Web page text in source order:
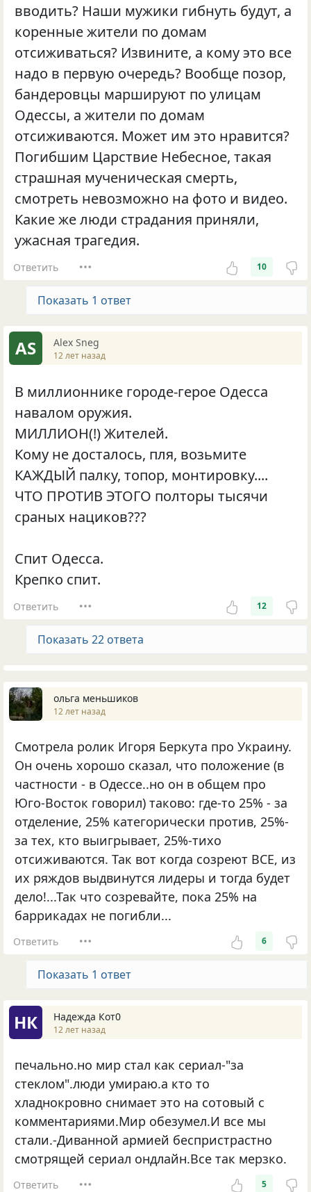
вводить? Наши мужики гибнуть будут, а
коренные жители по домам
отсиживаться? Извините, а кому это все
надо в первую очередь? Вообще позор,
бандеровцы маршируют по улицам
Одессы, а жители по домам
отсиживаются. Может им это нравится?
Погибшим Царствие Небесное, такая
страшная мученическая смерть,
смотреть невозможно на фото и видео.
Какие же люди страдания приняли,
ужасная трагедия.
Ответить 10
Показать 1 ответ
AS Alex Sneg
12 лет назад
В миллионнике городе-герое Одесса
навалом оружия.
МИЛЛИОН(!) Жителей.
Кому не досталось, пля, возьмите
КАЖДЫЙ палку, топор, монтировку....
ЧТО ПРОТИВ ЭТОГО полторы тысячи
сраных нациков???
Спит Одесса.
Крепко спит.
Ответить 12
Показать 22 ответа
ольга меньшиков
12 лет назад
Смотрела ролик Игоря Беркута про Украину.
Он очень хорошо сказал, что положение (в
частности - в Одессе..но он в общем про
Юго-Восток говорил) таково: где-то 25% - за
отделение, 25% категорически против, 25%-
за тех, кто выигрывает, 25%-тихо
отсиживаются. Так вот когда созреют ВСЕ, из
их ряждов выдвинутся лидеры и тогда будет
дело!...Так что созревайте, пока 25% на
баррикадах не погибли...
Ответить 6
Показать 1 ответ
НК Надежда Кот0
12 лет назад
печально.но мир стал как сериал-"за
стеклом".люди умираю.а кто то
хладнокровно снимает это на сотовый с
комментариями.Мир обезумел.И все мы
стали.-Диванной армией беспристрастно
смотрящей сериал ондлайн.Все так мерзко.
Ответить 5